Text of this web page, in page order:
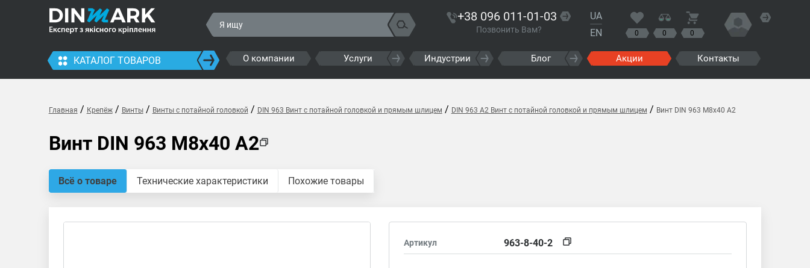
+38 096 011-01-03
Позвонить Вам?
UA
EN
0 0 0
КАТАЛОГ ТОВАРОВ О компании Услуги Индустрии Блог Акции Контакты
Главная / Крепёж/ Винты/ Винты с потайной головкой / DIN 963 Винт с потайной головкой и прямым шлицем / DIN 963 A2 Винт с потайной головкой и прямым шлицем / Винт DIN 963 M8x40 A2
Винт DIN 963 M8x40 A2
Всё о товаре Технические характеристики Похожие товары
Артикул 963-8-40-2